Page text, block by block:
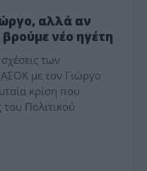
αλλά αν
νέο ηγέτη
των
με τον Γιώργο
κρίση που
Πολιτικού